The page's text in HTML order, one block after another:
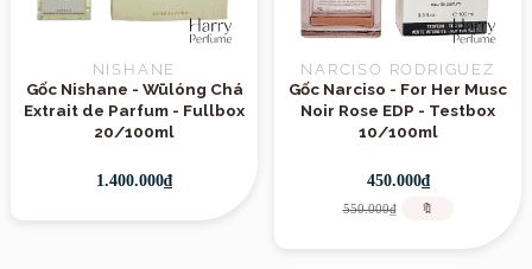
NISHANE
Gốc Nishane - Wūlóng Chá
Extrait de Parfum - Fullbox
20/100ml
1.400.000₫
NARCISO RODRIGUEZ
Gốc Narciso - For Her Musc
Noir Rose EDP - Testbox
10/100ml
450.000₫
550.000₫ 🔖